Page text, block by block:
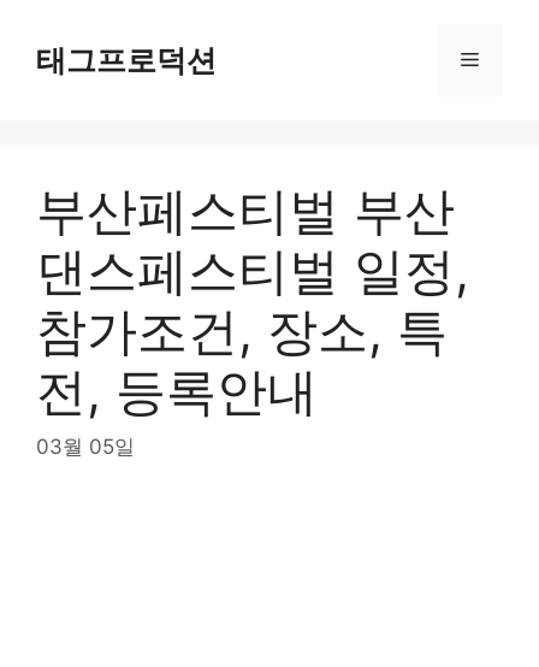
content태그프로덕션 Menu
부산페스티벌 부산
댄스페스티벌 일정,
참가조건, 장소, 특
전, 등록안내
03월 05일